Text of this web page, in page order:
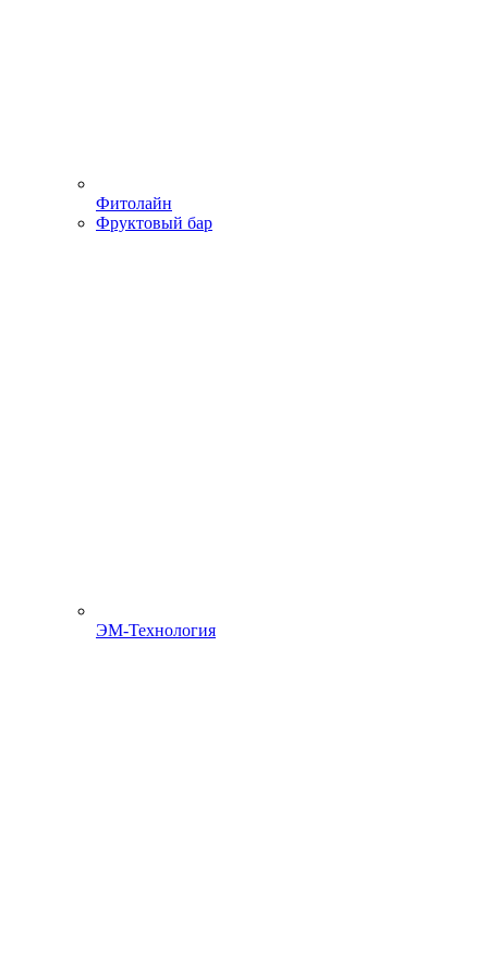
Фитолайн
Фруктовый бар
ЭМ-Технология